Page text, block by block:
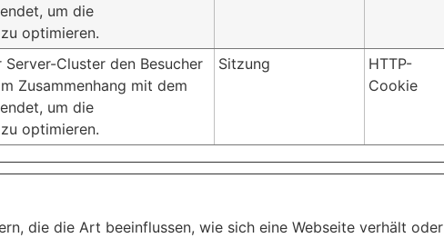
um die
optimieren.
Cluster den Besucher
Zusammenhang mit dem
um die
optimieren.
Sitzung
HTTP-
Cookie
die die Art beeinflussen, wie sich eine Webseite verhält oder